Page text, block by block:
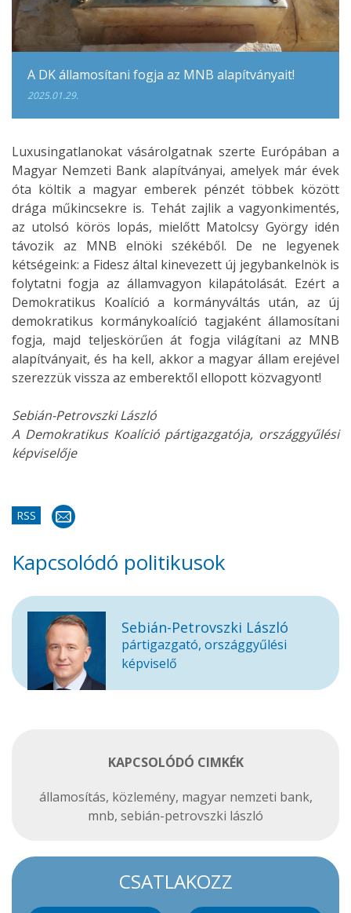
A DK államosítani fogja az MNB alapítványait!
2025.01.29.
Luxusingatlanokat vásárolgatnak szerte Európában a
Magyar Nemzeti Bank alapítványai, amelyek már évek
óta költik a magyar emberek pénzét többek között
drága műkincsekre is. Tehát zajlik a vagyonkimentés,
az utolsó körös lopás, mielőtt Matolcsy György idén
távozik az MNB elnöki székéből. De ne legyenek
kétségeink: a Fidesz által kinevezett új jegybankelnök is
folytatni fogja az államvagyon kilapátolását. Ezért a
Demokratikus Koalíció a kormányváltás után, az új
demokratikus kormánykoalíció tagjaként államosítani
fogja, majd teljeskörűen át fogja világítani az MNB
alapítványait, és ha kell, akkor a magyar állam erejével
szerezzük vissza az emberektől ellopott közvagyont!
Sebián-Petrovszki László
A Demokratikus Koalíció pártigazgatója, országgyűlési
képviselője
RSS
Kapcsolódó politikusok
Sebián-Petrovszki László
pártigazgató, országgyűlési
képviselő
KAPCSOLÓDÓ CIMKÉK
államosítás, közlemény, magyar nemzeti bank,
mnb, sebián-petrovszki lászló
CSATLAKOZZ